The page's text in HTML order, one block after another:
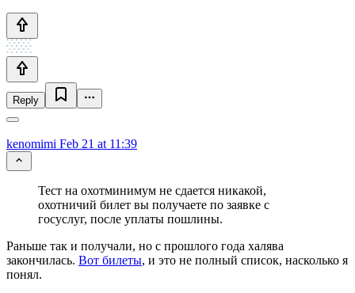
Reply
kenomimi Feb 21 at 11:39
Тест на охотминимум не сдается никакой,
охотничий билет вы получаете по заявке с
госуслуг, после уплаты пошлины.
Раньше так и получали, но с прошлого года халява
закончилась. Вот билеты, и это не полный список, насколько я
понял.